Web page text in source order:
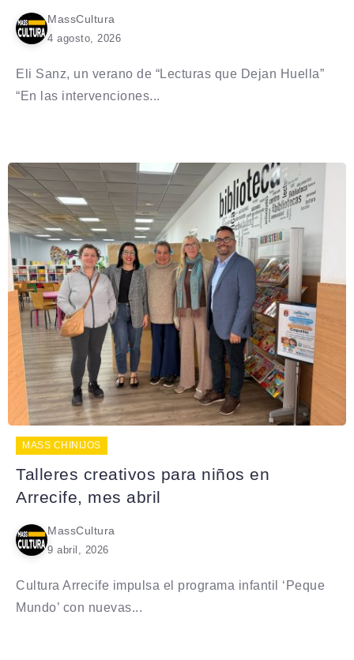
MassCultura
4 agosto, 2026
Eli Sanz, un verano de “Lecturas que Dejan Huella”
“En las intervenciones...
MASS CHINIJOS
Talleres creativos para niños en
Arrecife, mes abril
MassCultura
9 abril, 2026
Cultura Arrecife impulsa el programa infantil ‘Peque
Mundo’ con nuevas...